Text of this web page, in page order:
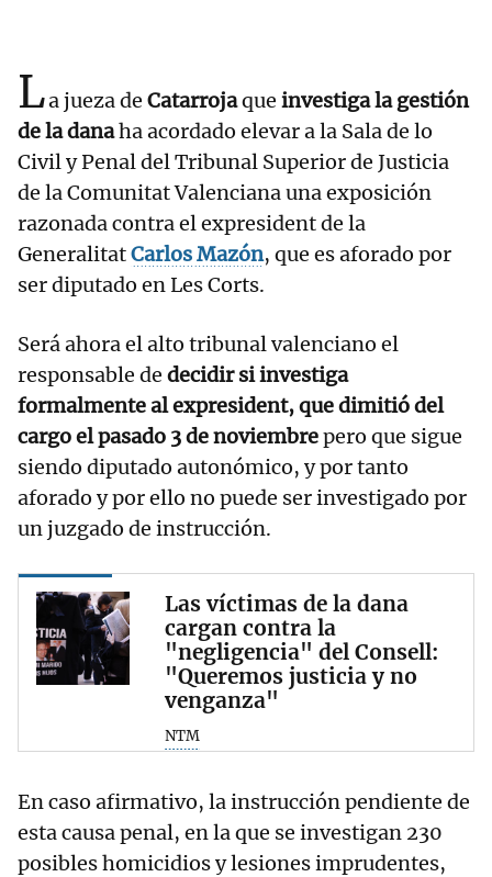
La jueza de Catarrojaque investiga la gestión
de la danaha acordado elevar a la Sala de lo
Civil y Penal del Tribunal Superior de Justicia
de la Comunitat Valenciana una exposición
razonada contra el expresident de la
GeneralitatCarlos Mazón, que es aforado por
ser diputado en Les Corts.
Será ahora el alto tribunal valenciano el
responsable de decidir si investiga
formalmente al expresident, que dimitió del
cargo el pasado 3 de noviembrepero que sigue
siendo diputado autonómico, y por tanto
aforado y por ello no puede ser investigado por
un juzgado de instrucción.
Las víctimas de la dana
cargan contra la
"negligencia" del Consell:
"Queremos justicia y no
venganza"
NTM
En caso afirmativo, la instrucción pendiente de
esta causa penal, en la que se investigan 230
posibles homicidios y lesiones imprudentes,